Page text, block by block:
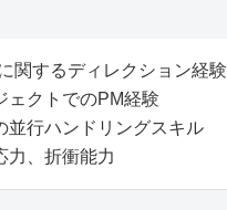
関するディレクション経験
ェクトでのPM経験
並行ハンドリングスキル
力、折衝能力